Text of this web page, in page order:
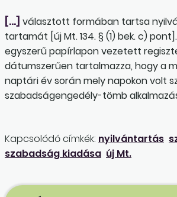
[…] választott formában tartsa
tartamát [új Mt. 134. § (1) bek. c)
egyszerű papírlapon vezetett
dátumszerűen tartalmazza, hogy a
naptári év során mely napokon volt
szabadságengedély-tömb
Kapcsolódó címkék: nyilvántartás
szabadság kiadása új Mt.